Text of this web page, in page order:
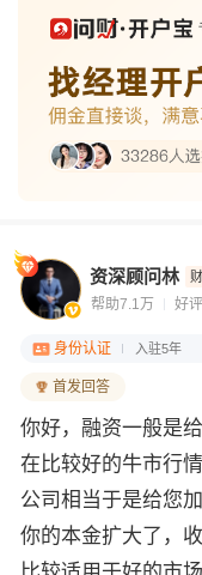
资深顾问林
帮助7.1万 好
身份认证 入驻5年
首发回答
你好，融资一般是
在比较好的牛市行
公司相当于是给您
你的本金扩大了，